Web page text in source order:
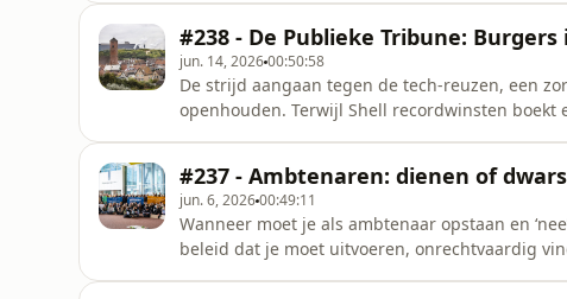
Iran is daarmee ve
#238 - De Publieke Tribune: Burgers
jun. 14, 202600:50:58
De strijd aangaan tegen de tech-reuzen, een
openhouden. Terwijl Shell recordwinsten
ook een juridische str
#237 - Ambtenaren: dienen of
jun. 6, 202600:49:11
Wanneer moet je als ambtenaar opstaan en
beleid dat je moet uitvoeren, onrechtvaardig vindt? En wanneer